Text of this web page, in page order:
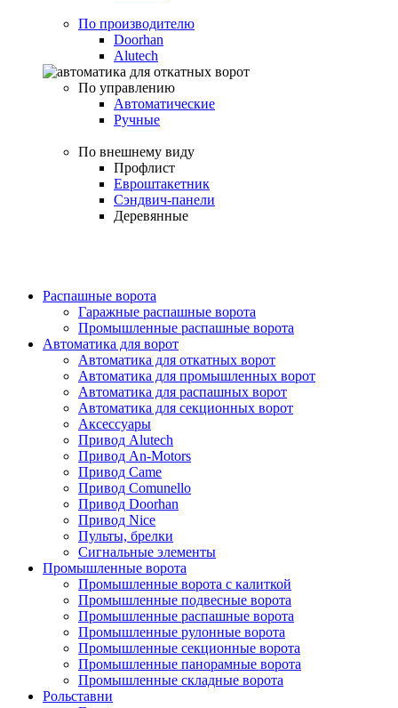
По производителю
Doorhan
Alutech
По управлению
Автоматические
Ручные
По внешнему виду
Профлист
Евроштакетник
Сэндвич-панели
Деревянные
Распашные ворота
Гаражные распашные ворота
Промышленные распашные ворота
Автоматика для ворот
Автоматика для откатных ворот
Автоматика для промышленных ворот
Автоматика для распашных ворот
Автоматика для секционных ворот
Аксессуары
Привод Alutech
Привод An-Motors
Привод Came
Привод Comunello
Привод Doorhan
Привод Nice
Пульты, брелки
Сигнальные элементы
Промышленные ворота
Промышленные ворота с калиткой
Промышленные подвесные ворота
Промышленные распашные ворота
Промышленные рулонные ворота
Промышленные секционные ворота
Промышленные панорамные ворота
Промышленные складные ворота
Рольставни